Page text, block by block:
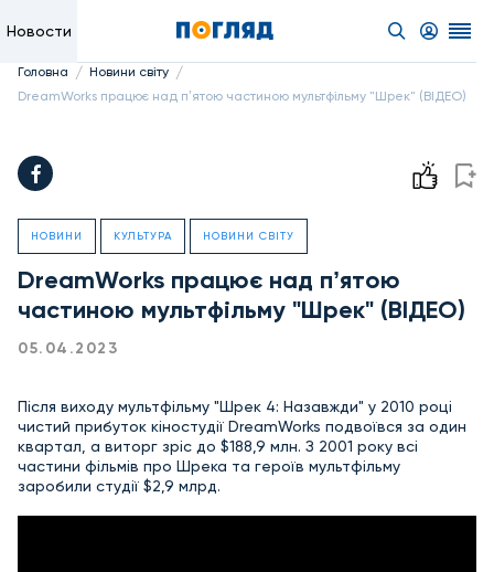
Новости
Головна / Новини світу /
DreamWorks працює над пʼятою частиною мультфільму "Шрек" (ВІДЕО)
НОВИНИ КУЛЬТУРА НОВИНИ СВІТУ
DreamWorks працює над пʼятою
частиною мультфільму "Шрек" (ВІДЕО)
05.04.2023
Після виходу мультфільму "Шрек 4: Назавжди" у 2010 році
чистий прибуток кіностудії DreamWorks подвоївся за один
квартал, а виторг зріс до $188,9 млн. З 2001 року всі
частини фільмів про Шрека та героїв мультфільму
заробили студії $2,9 млрд.